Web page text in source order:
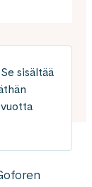
sisältää